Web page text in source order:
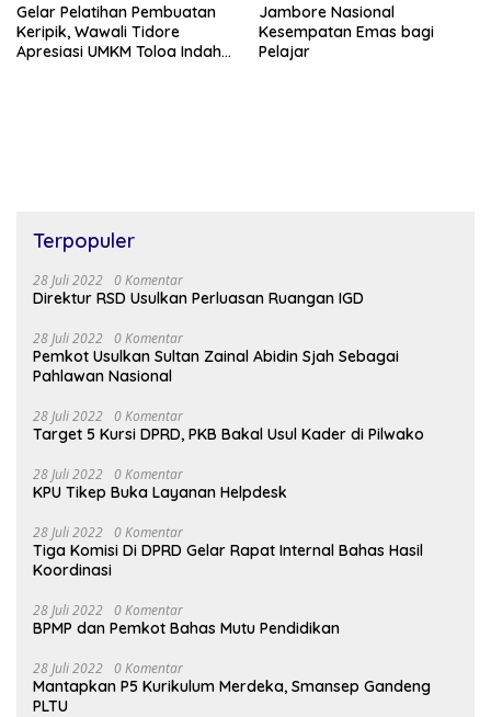
Gelar Pelatihan Pembuatan
Keripik, Wawali Tidore
Apresiasi UMKM Toloa Indah
Jambore Nasional
Kesempatan Emas bagi
Pelajar
Terpopuler
28 Juli 2022 0 Komentar
Direktur RSD Usulkan Perluasan Ruangan IGD
28 Juli 2022 0 Komentar
Pemkot Usulkan Sultan Zainal Abidin Sjah Sebagai
Pahlawan Nasional
28 Juli 2022 0 Komentar
Target 5 Kursi DPRD, PKB Bakal Usul Kader di Pilwako
28 Juli 2022 0 Komentar
KPU Tikep Buka Layanan Helpdesk
28 Juli 2022 0 Komentar
Tiga Komisi Di DPRD Gelar Rapat Internal Bahas Hasil
Koordinasi
28 Juli 2022 0 Komentar
BPMP dan Pemkot Bahas Mutu Pendidikan
28 Juli 2022 0 Komentar
Mantapkan P5 Kurikulum Merdeka, Smansep Gandeng
PLTU